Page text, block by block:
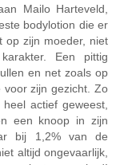
Mailo Harteveld,
bodylotion die er
op zijn moeder, niet
Een pittig
en net zoals op
voor zijn gezicht. Zo
actief geweest,
een knoop in zijn
bij 1,2% van de
altijd ongevaarlijk,